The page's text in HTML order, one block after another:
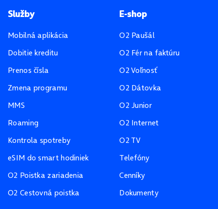
Pätička stránky
Služby
Mobilná aplikácia
Dobitie kreditu
Prenos čísla
Zmena programu
MMS
Roaming
Kontrola spotreby
eSIM do smart hodiniek
O2 Poistka zariadenia
O2 Cestovná poistka
E-shop
O2 Paušál
O2 Fér na faktúru
O2 Voľnosť
O2 Dátovka
O2 Junior
O2 Internet
O2 TV
Telefóny
Cenníky
Dokumenty